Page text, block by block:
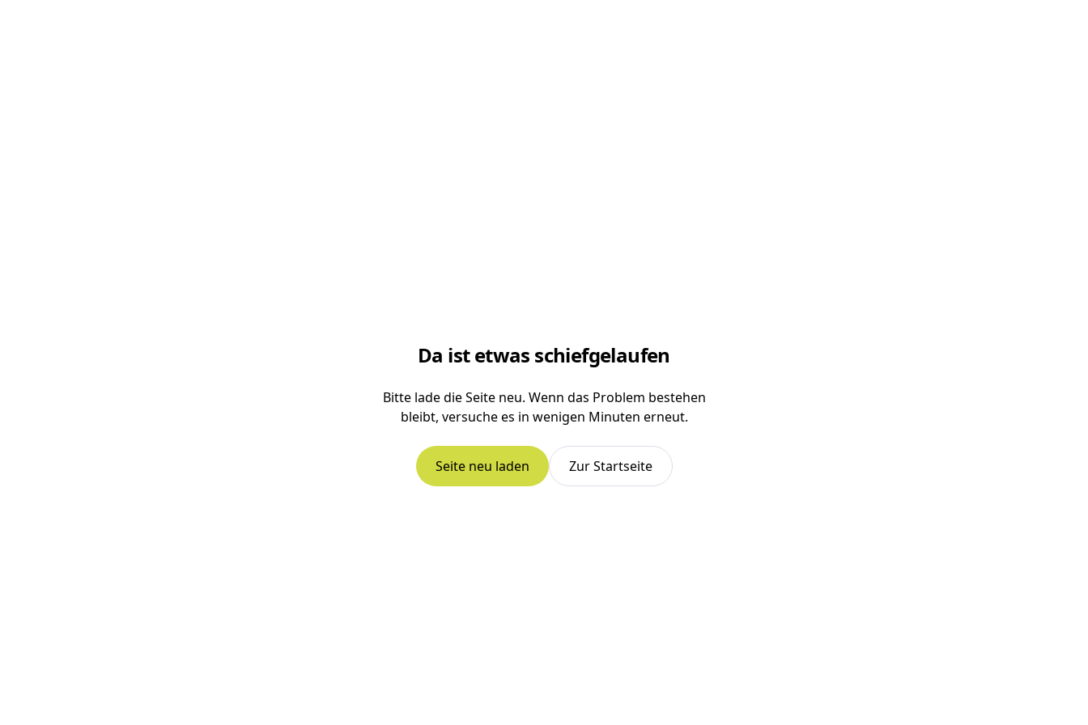
Da ist etwas schiefgelaufen
Bitte lade die Seite neu. Wenn das Problem bestehen
bleibt, versuche es in wenigen Minuten erneut.
Seite neu laden Zur Startseite